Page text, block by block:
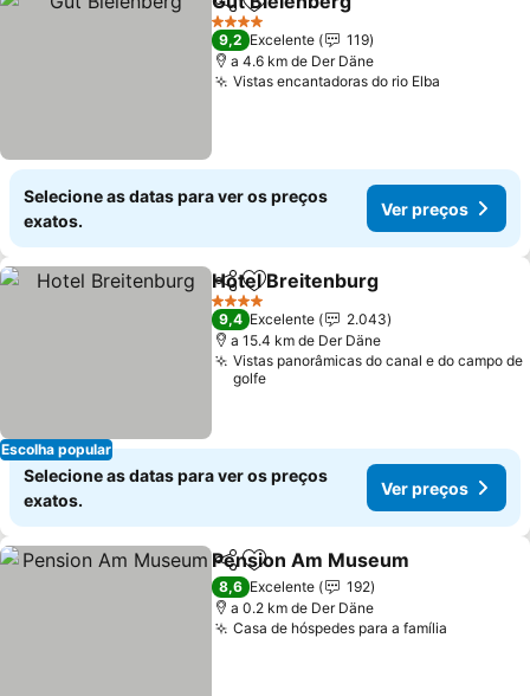
PartilharAdicionar aos favoritos
4 Estrelas
9,2 Excelente
119
a 4.6 km de Der Däne
Vistas encantadoras do rio Elba
Selecione as datas para ver os preços
exatos.
Ver preços
Escolha popular
PartilharAdicionar aos favoritos
Hotel Breitenburg
4 Estrelas
9,4 Excelente
2.043
a 15.4 km de Der Däne
Vistas panorâmicas do canal e do campo de
golfe
Selecione as datas para ver os preços
exatos.
Ver preços
PartilharAdicionar aos favoritos
Pension Am Museum
8,6 Excelente
192
a 0.2 km de Der Däne
Casa de hóspedes para a família